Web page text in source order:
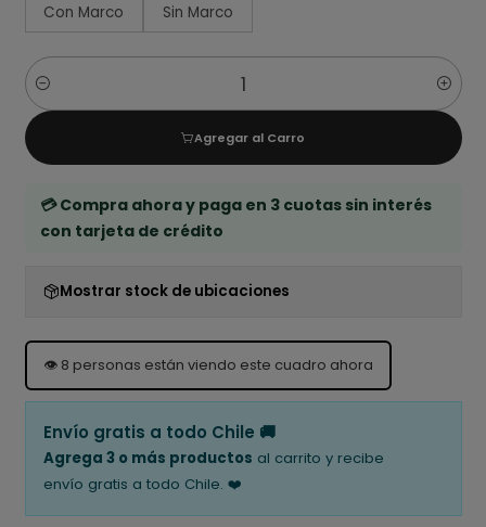
Con Marco Sin Marco
Cantidad
Agregar al Carro
💳 Compra ahora y paga en 3 cuotas sin interés
con tarjeta de crédito
Mostrar stock de ubicaciones
👁️ 8 personas están viendo este cuadro ahora
Envío gratis a todo Chile 🚚
Agrega 3 o más productos al carrito y recibe
envío gratis a todo Chile. ❤️